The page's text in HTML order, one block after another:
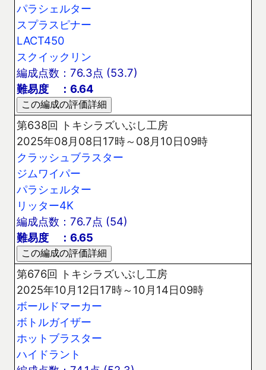
パラシェルター
スプラスピナー
LACT450
スクイックリン
編成点数：76.3点 (53.7)
難易度 ：6.64
第638回 トキシラズいぶし工房
2025年08月08日17時～08月10日09時
クラッシュブラスター
ジムワイパー
パラシェルター
リッター4K
編成点数：76.7点 (54)
難易度 ：6.65
第676回 トキシラズいぶし工房
2025年10月12日17時～10月14日09時
ボールドマーカー
ボトルガイザー
ホットブラスター
ハイドラント